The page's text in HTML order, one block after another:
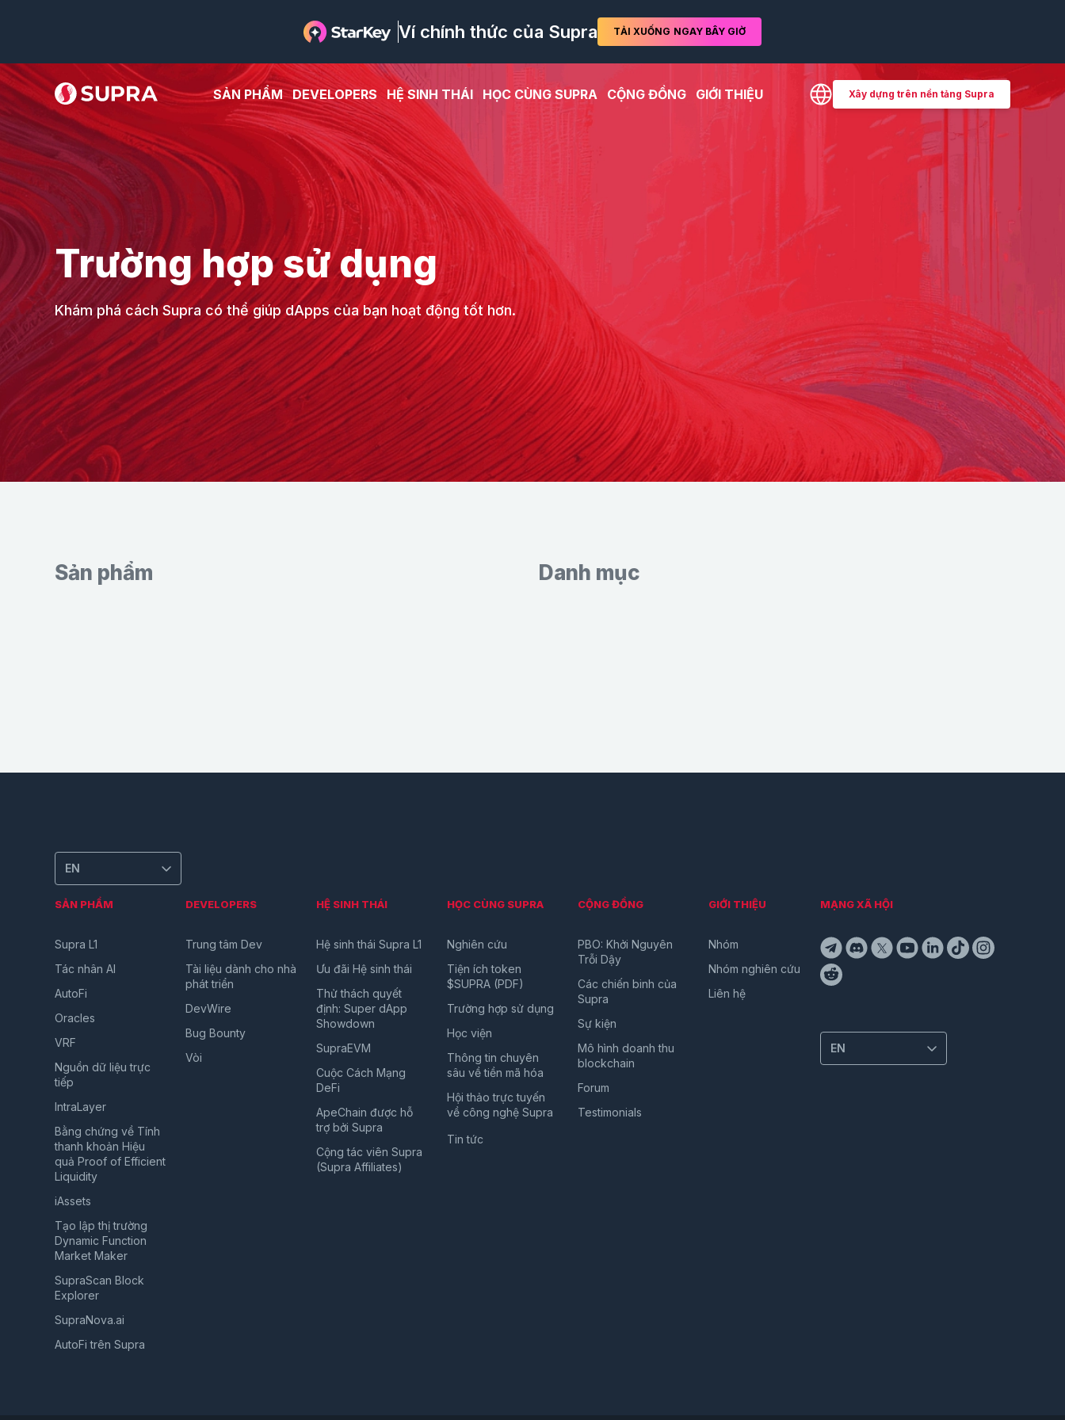
Ví chính thức của Supra TẢI XUỐNG NGAY BÂY GIỜ
SẢN PHẨM DEVELOPERS HỆ SINH THÁI HỌC CÙNG SUPRA CỘNG ĐỒNG GIỚI THIỆU Xây dựng trên nền tảng Supra
Trường hợp sử dụng
Khám phá cách Supra có thể giúp dApps của bạn hoạt động tốt hơn.
Sản phẩm Danh mục
EN
SẢN PHẨM
Supra L1
Tác nhân AI
AutoFi
Oracles
VRF
Nguồn dữ liệu trực
tiếp
IntraLayer
Bằng chứng về Tính
thanh khoản Hiệu
quả Proof of Efficient
Liquidity
iAssets
Tạo lập thị trường
Dynamic Function
Market Maker
SupraScan Block
Explorer
SupraNova.ai
AutoFi trên Supra
DEVELOPERS
Trung tâm Dev
Tài liệu dành cho nhà
phát triển
DevWire
Bug Bounty
Vòi
HỆ SINH THÁI
Hệ sinh thái Supra L1
Ưu đãi Hệ sinh thái
Thử thách quyết
định: Super dApp
Showdown
SupraEVM
Cuộc Cách Mạng
DeFi
ApeChain được hỗ
trợ bởi Supra
Cộng tác viên Supra
(Supra Affiliates)
HỌC CÙNG SUPRA
Nghiên cứu
Tiện ích token
$SUPRA (PDF)
Trường hợp sử dụng
Học viện
Thông tin chuyên
sâu về tiền mã hóa
Hội thảo trực tuyến
về công nghệ Supra
Tin tức
CỘNG ĐỒNG
PBO: Khởi Nguyên
Trỗi Dậy
Các chiến binh của
Supra
Sự kiện
Mô hình doanh thu
blockchain
Forum
Testimonials
GIỚI THIỆU
Nhóm
Nhóm nghiên cứu
Liên hệ
MẠNG XÃ HỘI
EN